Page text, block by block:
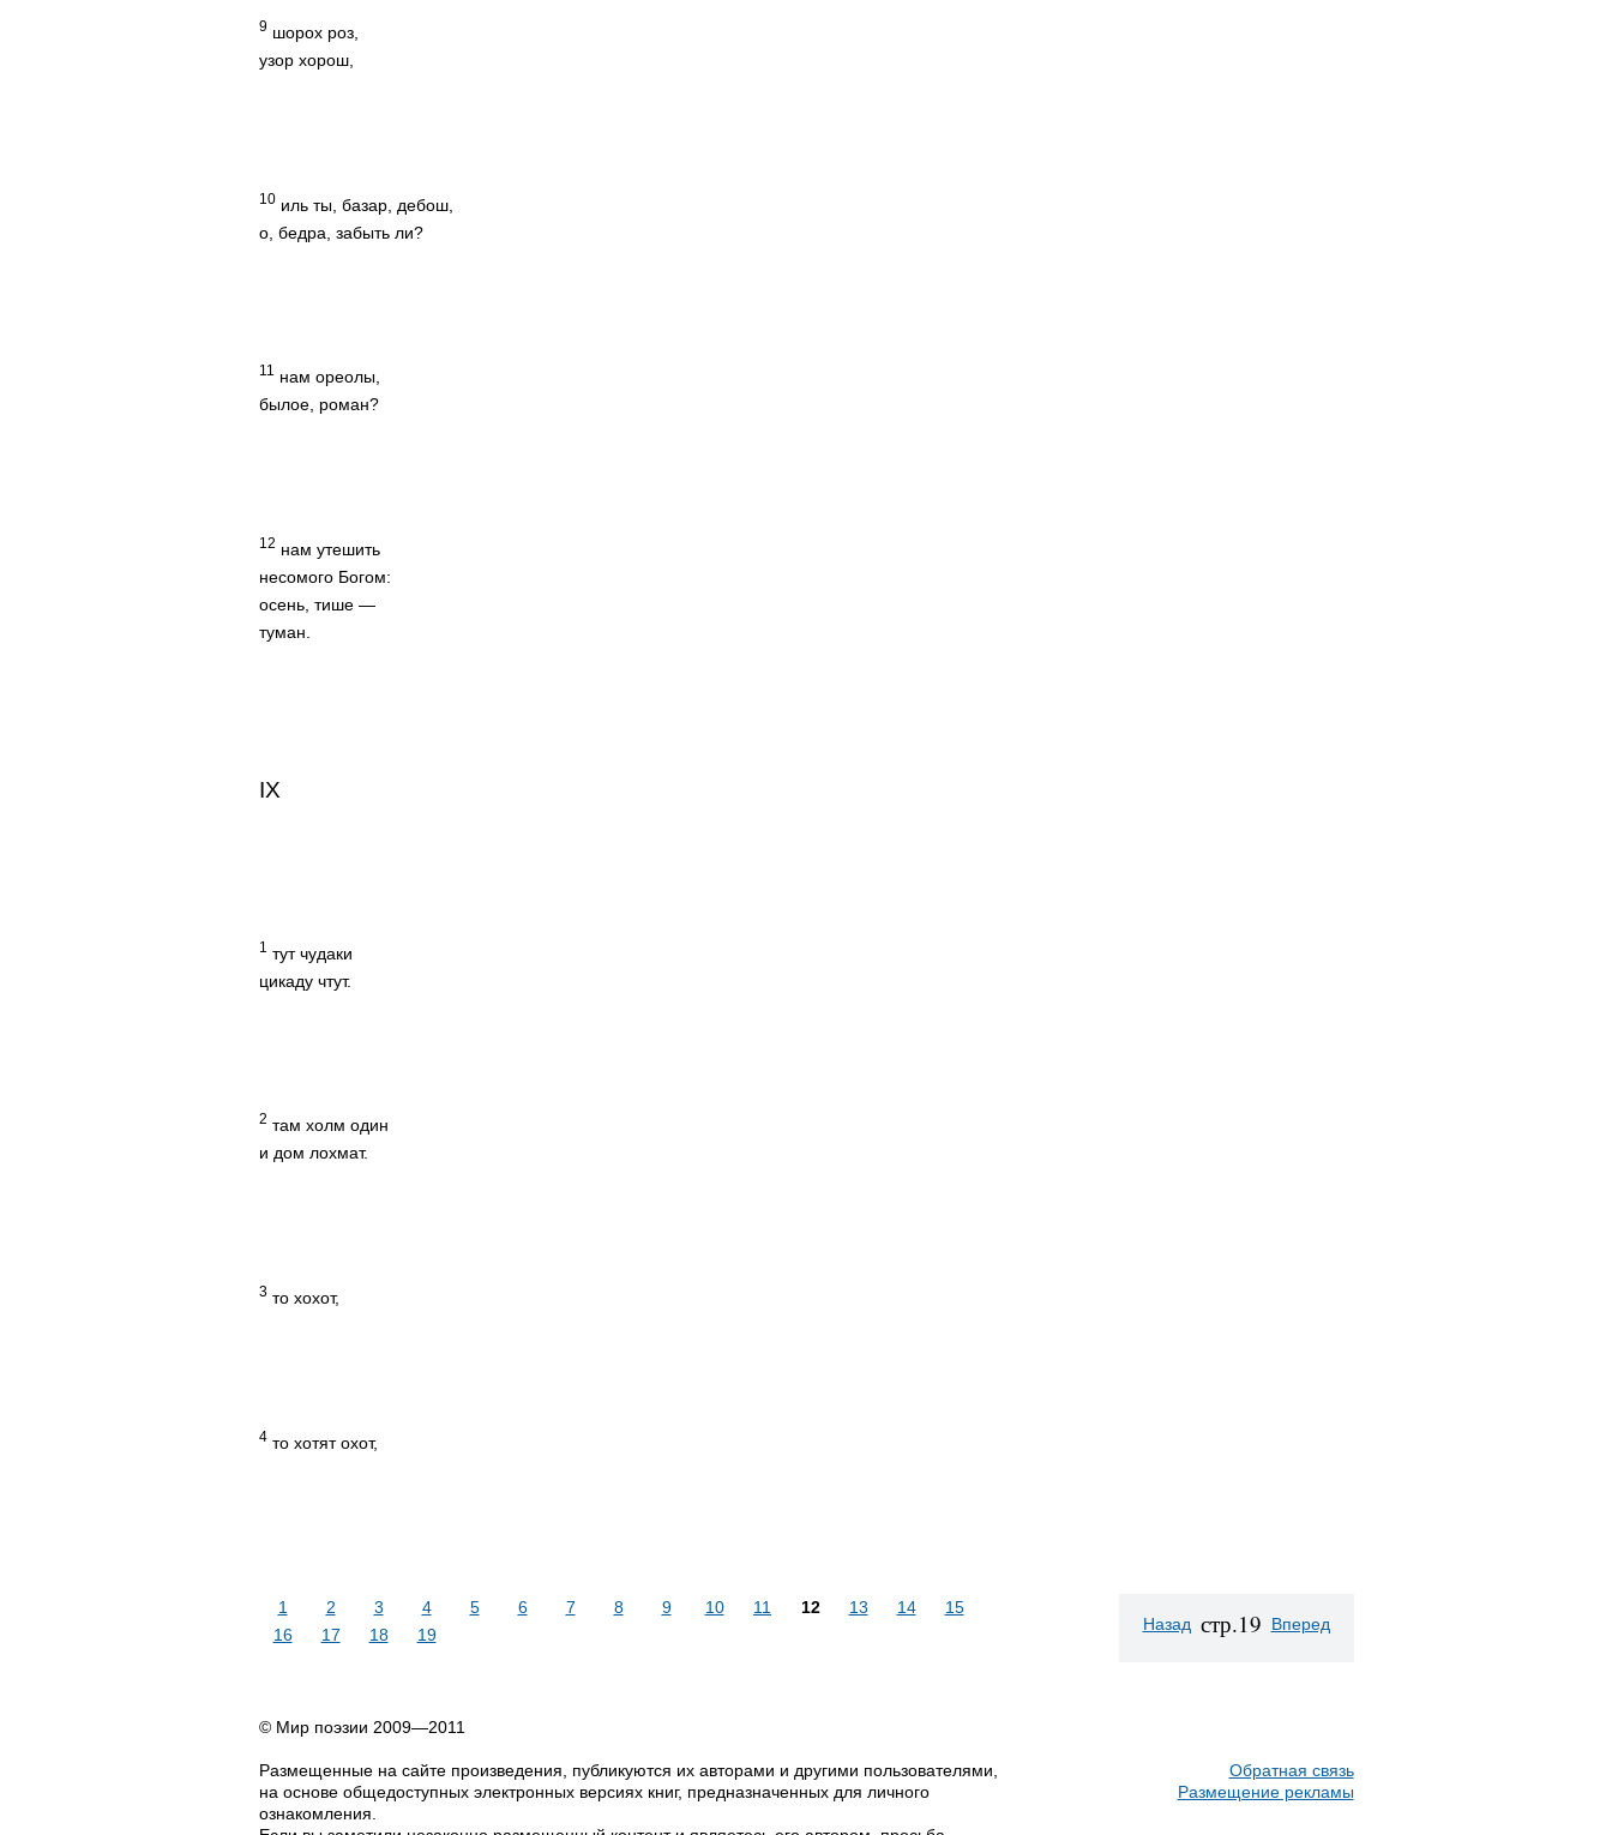
9шорох роз,
узор хорош,
10иль ты, базар, дебош,
о, бедра, забыть ли?
11 нам ореолы,
былое, роман?
12 нам утешить
несомого Богом:
осень, тише —
туман.
IX
1 тут чудаки
цикаду чтут.
2 там холм один
и дом лохмат.
3то хохот,
4то хотят охот,
1 2 3 4 5 6 7 8 9 10 11 12 13 14
15
16
17 18 19
Назад стр.19 Вперед
© Мир поэзии 2009—2011
Размещенные на сайте произведения, публикуются их авторами и другими пользователями,
на основе общедоступных электронных версиях книг, предназначенных для личного
ознакомления.
Обратная связь
Размещение рекламы